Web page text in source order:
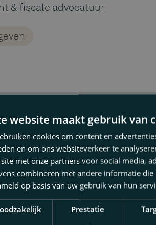
& fiscale advocatuur
& fiscaal strafrecht
& herstructureringen
& opvolging familiebedrijf
& zekerheden
toezicht
tekent u er
website maakt gebruik van
cookies om content en
en om ons websiteverkeer te
met onze partners voor social media,
combineren met andere informatie
op basis van uw gebruik van hun
Prestatie